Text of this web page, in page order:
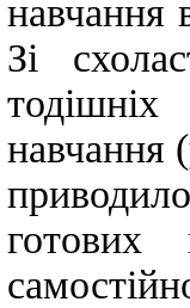
навчання
Зі
навчання